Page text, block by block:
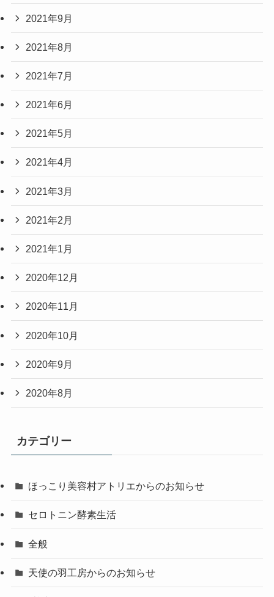
2021年9月
2021年8月
2021年7月
2021年6月
2021年5月
2021年4月
2021年3月
2021年2月
2021年1月
2020年12月
2020年11月
2020年10月
2020年9月
2020年8月
カテゴリー
ほっこり美容村アトリエからのお知らせ
セロトニン酵素生活
全般
天使の羽工房からのお知らせ